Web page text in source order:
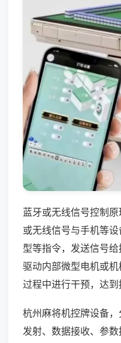
蓝牙或无线信号控制
或无线信号与手机等
型等指令，发送信号
驱动内部微型电机或
过程中进行干预，达到
杭州麻将机控牌设备
发射、数据接收、参